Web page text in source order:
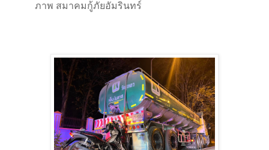
ภาพ สมาคมกู้ภัยอัมรินทร์